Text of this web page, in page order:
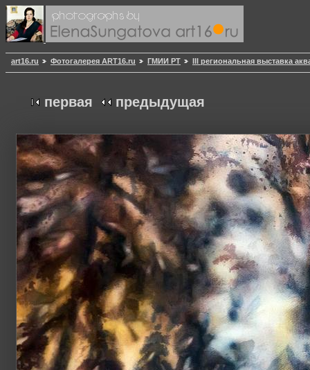
art16.ru Фотогалерея ART16.ru ГМИИ РТ III региональная выставка
первая предыдущая